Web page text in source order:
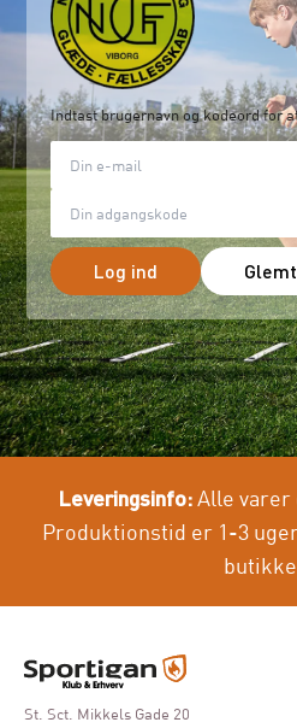
Indtast brugernavn og kodeord for
Log ind
Leveringsinfo:Alle varer
Produktionstid er 1-3
St. Sct. Mikkels Gade 20